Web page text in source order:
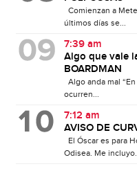
Comienzan a
últimos días se...
7:39 am
Algo que vale
BOARDMAN
Algo anda mal
ocurren...
7:12 am
AVISO DE
El Óscar es para
Odisea. Me